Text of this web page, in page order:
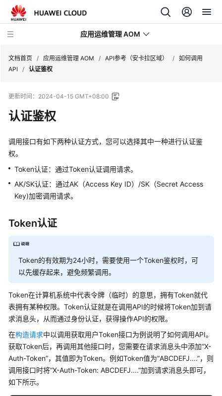
应用运维管理 AOM
新
动
态
产
介
计
说
快
入
用
户
指
南
最
佳
实
文档首页 / 应用运维管理 AOM / API参考（安卡拉区域） / 如何调用
API / 认证鉴权
更新时间： 2024-04-15 GMT+08:00
认证鉴权
调用接口有如下两种认证方式，您可以选择其中一种进行认证鉴
权。
Token认证：通过Token认证调用请求。
AK/SK认证：通过AK（Access Key ID）/SK（Secret Access
Key)加密调用请求。
Token认证
Token的有效期为24小时，需要使用一个Token鉴权时，可
以先缓存起来，避免频繁调用。
Token在计算机系统中代表令牌（临时）的意思，拥有Token就代
表拥有某种权限。Token认证就是在调用API的时候将Token加到请
求消息头，从而通过身份认证，获得操作API的权限。
在构造请求中以调用获取用户Token接口为例说明了如何调用API。
获取Token后，再调用其他接口时，您需要在请求消息头中添加“X-
Auth-Token”，其值即为Token。例如Token值为“ABCDEFJ....”，则
调用接口时将“X-Auth-Token: ABCDEFJ....”加到请求消息头即可，
如下所示。